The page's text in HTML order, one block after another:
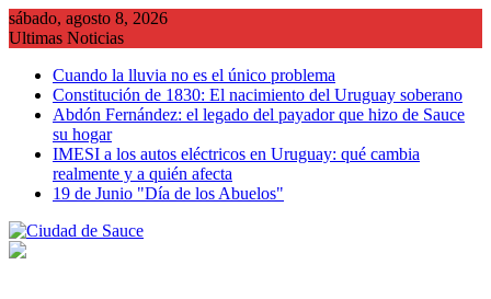
Saltar
al
sábado, agosto 8, 2026
Ultimas Noticias
Cuando la lluvia no es el único problema
Constitución de 1830: El nacimiento del Uruguay soberano
Abdón Fernández: el legado del payador que hizo de Sauce
su hogar
IMESI a los autos eléctricos en Uruguay: qué cambia
realmente y a quién afecta
19 de Junio "Día de los Abuelos"